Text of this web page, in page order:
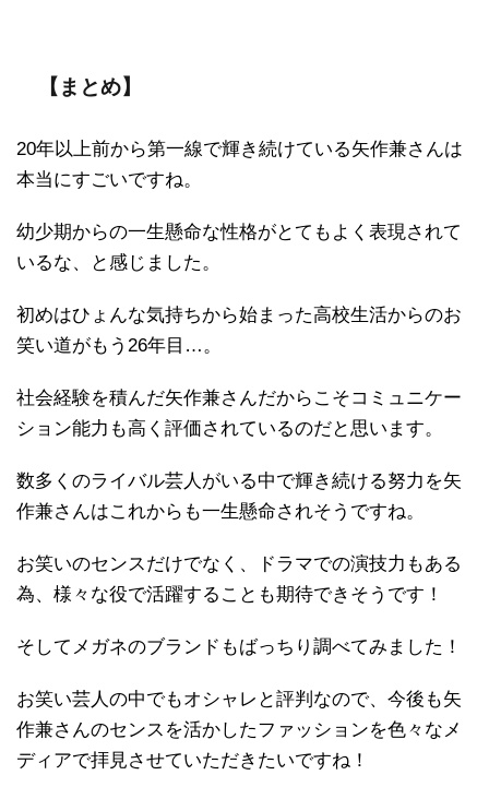
【まとめ】
20年以上前から第一線で輝き続けている矢作兼さんは
本当にすごいですね。
幼少期からの一生懸命な性格がとてもよく表現されて
いるな、と感じました。
初めはひょんな気持ちから始まった高校生活からのお
笑い道がもう26年目…。
社会経験を積んだ矢作兼さんだからこそコミュニケー
ション能力も高く評価されているのだと思います。
数多くのライバル芸人がいる中で輝き続ける努力を矢
作兼さんはこれからも一生懸命されそうですね。
お笑いのセンスだけでなく、ドラマでの演技力もある
為、様々な役で活躍することも期待できそうです！
そしてメガネのブランドもばっちり調べてみました！
お笑い芸人の中でもオシャレと評判なので、今後も矢
作兼さんのセンスを活かしたファッションを色々なメ
ディアで拝見させていただきたいですね！